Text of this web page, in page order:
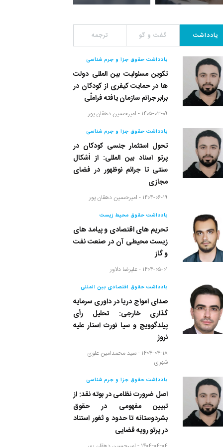
یادداشت گفت و گو ترجمه
یادداشت حقوق جزا و جرم شناسی
تکوین مسئولیت بین المللی دولت
ها در حمایت کیفری از کودکان در
برابر جرائم سازمان یافته فراملّی
۱۴۰۵-۰۳-۰۹ - امیرحسین دهقان پور
یادداشت حقوق جزا و جرم شناسی
تحول استثمار جنسی کودکان در
پرتو اسناد بین المللی: از اَشکال
سنتی تا جرائم نوظهور در فضای
مجازی
۱۴۰۴-۰۶-۱۹ - امیرحسین دهقان پور
یادداشت حقوق محیط زیست
تحریم های اقتصادی و پیامد های
زیست محیطی آن در صنعت نفت
و گاز
۱۴۰۴-۰۵-۰۱ - علیرضا دلاور
یادداشت حقوق اقتصادی بین المللی
صدای امواج دریا در داوری سرمایه
گذاری خارجی: تحلیل رأی
پیلدگوویچ و سیا نورث استار علیه
نروژ
۱۴۰۴-۰۴-۱۸ - سید محمدامین علوی
شهری
یادداشت حقوق جزا و جرم شناسی
اصل ضرورت نظامی در بوته نقد: از
تبیین مفهومی در حقوق
بشردوستانه تا حدود و ثغور استناد
در پرتو رویه قضایی